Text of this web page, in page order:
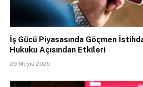
İş Gücü Piyasasında Göçmen
Hukuku Açısından Etkileri
29 Mayıs 2025